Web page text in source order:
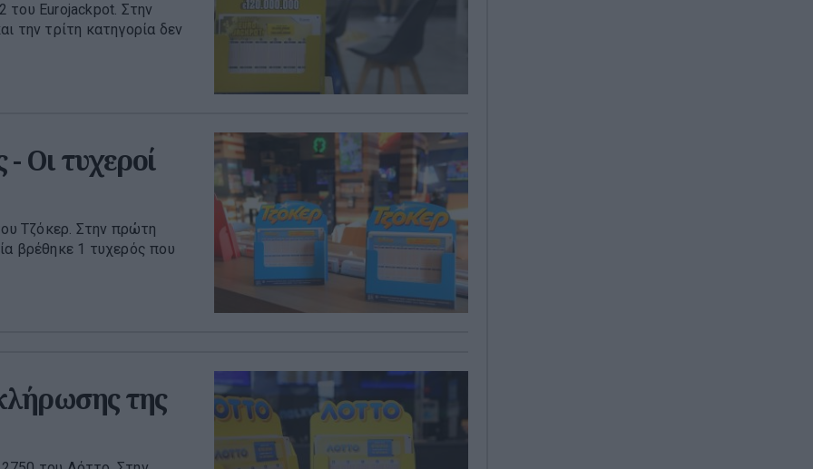
του Eurojackpot. Στην
την τρίτη κατηγορία δεν
Οι τυχεροί
Τζόκερ. Στην πρώτη
βρέθηκε 1 τυχερός που
της